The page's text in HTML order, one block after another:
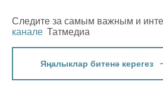
Следите за самым важным и
канале Татмедиа
Яңалыклар битенә керегез